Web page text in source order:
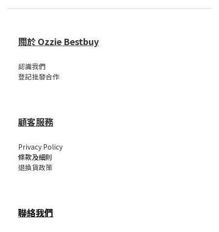
關於 Ozzie Bestbuy
認識我們
登記批發合作
顧客服務
Privacy Policy
條款及細則
退換貨政策
聯絡我們